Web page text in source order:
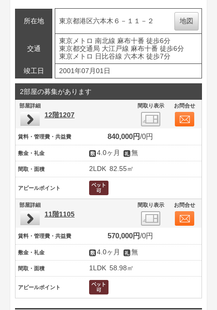
所在地 東京都港区六本木６－１１－２ 地図
交通
東京メトロ 南北線 麻布十番 徒歩6分
東京都交通局 大江戸線 麻布十番 徒歩6分
東京メトロ 日比谷線 六本木 徒歩7分
竣工日
2001年07月01日
2部屋の募集があります
部屋詳細 間取り表示 お問合せ
12階1207
賃料・管理費・共益費 840,000円 0円
敷金・礼金 4.0ヶ月 無
間取・面積 2LDK 82.55㎡
アピールポイント
部屋詳細 間取り表示 お問合せ
11階1105
賃料・管理費・共益費 570,000円 0円
敷金・礼金 4.0ヶ月 無
間取・面積 1LDK 58.98㎡
アピールポイント